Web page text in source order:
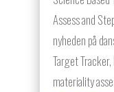
Assess and
nyheden på
Target
materiality